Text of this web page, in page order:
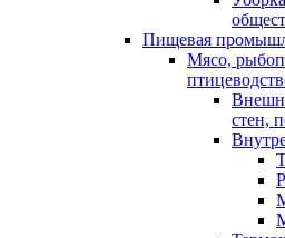
Пищевая
Мясо,
стен,